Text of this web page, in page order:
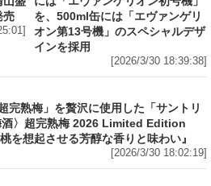
売
を、500ml缶には「エヴァンゲリ
オン第13号機」のスペシャルデザ
インを採用
[2026/3/30 18:39:38]
で、国産100％「超完熟梅」を贅沢に使
サントリー梅酒〈山崎蒸溜所貯蔵梅
熟梅 2026 Limited Edition 750ml」の
付中 『桃を想起させる芳醇な香りと味